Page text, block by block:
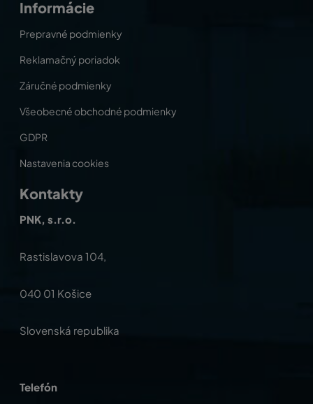
Informácie
Prepravné podmienky
Reklamačný poriadok
Záručné podmienky
Všeobecné obchodné podmienky
GDPR
Nastavenia cookies
Kontakty
PNK, s.r.o.
Rastislavova 104,
040 01 Košice
Slovenská republika
Telefón